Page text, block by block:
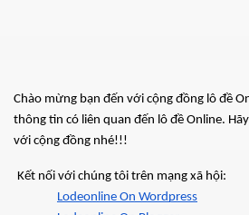
Chào mừng bạn đến với cộng đồng lô đề
thông tin có liên quan đến lô đề Online.
với cộng đồng nhé!!!
Kết nối với chúng tôi trên mạng xã hội:
Lodeonline On Wordpress